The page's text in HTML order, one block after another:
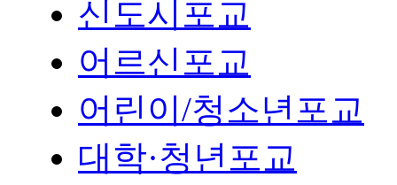
신도시포교
어르신포교
어린이/청소년포교
대학·청년포교